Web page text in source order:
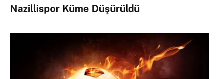
Nazillispor Küme Düşürüldü